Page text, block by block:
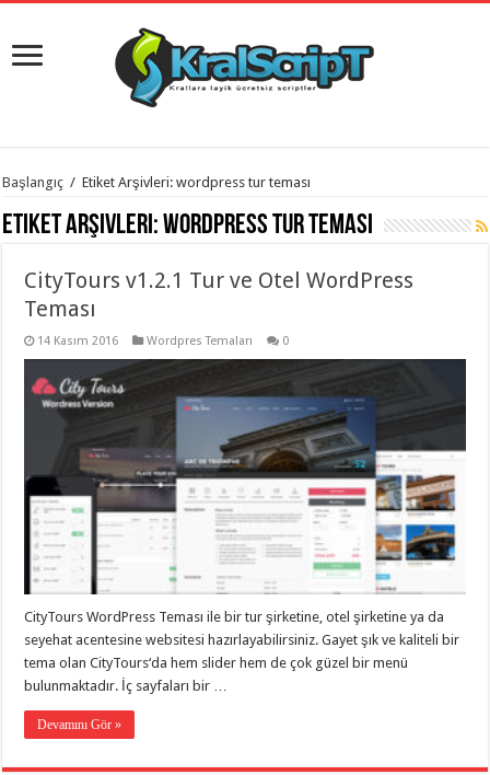
istanbul
evden
eve
organizasyon,
gaziantep
evden
taşımacılık,
evden
taşımacılık,
gaziantep
evden
taşımacılık
gaziantep
evden
taşımacılık
gaziantep
evden
taşımacılık,
gaziantep
taşımacılık,
gaziantep
evden
Başlangıç / Etiket Arşivleri: wordpress tur teması
Etiket Arşivleri:wordpress tur teması
CityTours v1.2.1 Tur ve Otel WordPress
Teması
14 Kasım 2016 Wordpres Temaları 0
CityTours WordPress Teması ile bir tur şirketine, otel şirketine ya da
seyehat acentesine websitesi hazırlayabilirsiniz. Gayet şık ve kaliteli bir
tema olan CityTours‘da hem slider hem de çok güzel bir menü
bulunmaktadır. İç sayfaları bir …
Devamını Gör »